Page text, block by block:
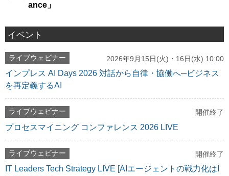
ance」
イベント
ライブウェビナー 2026年9月15日(火)・16日(水) 10:00
インプレス AI Days 2026 対話から自律・協働へ─ビジネス
を再定義するAI
ライブウェビナー 開催終了
プロセスマイニング コンファレンス 2026 LIVE
ライブウェビナー 開催終了
IT Leaders Tech Strategy LIVE [AIエージェントの戦力化はI